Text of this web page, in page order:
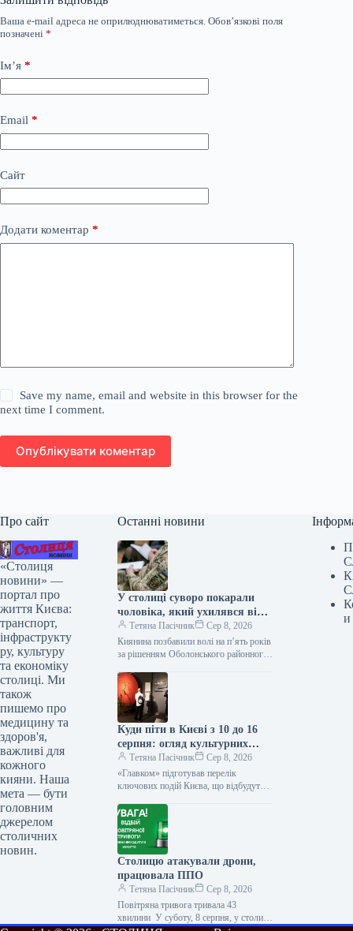
Ваша e-mail адреса не оприлюднюватиметься. Обов’язкові поля
позначені *
Ім’я *
Email *
Сайт
Додати коментар *
Save my name, email and website in this browser for the
next time I comment.
Опублікувати коментар
Про сайт
«Столиця
новини» —
портал про
життя Києва:
транспорт,
інфраструкту
ру, культуру
та економіку
столиці. Ми
також
пишемо про
медицину та
здоров'я,
важливі для
кожного
кияни. Наша
мета — бути
головним
джерелом
столичних
новин.
Останні новини
У столиці суворо покарали
чоловіка, який ухилявся від
мобілізації.
Тетяна Пасічник
Сер 8, 2026
Киянина позбавили волі на п’ять років
за рішенням Оболонського районного
п’ятирічного терміну ув’язнення за…
Куди піти в Києві з 10 до 16
серпня: огляд культурних
заходів
Тетяна Пасічник
Сер 8, 2026
«Главком» підготував перелік
ключових подій Києва, що відбудуться
від 10 до 16 серпня,…
Столицю атакували дрони,
працювала ППО
Тетяна Пасічник
Сер 8, 2026
Повітряна тривога тривала 43
хвилини У суботу, 8 серпня, у столиці
и